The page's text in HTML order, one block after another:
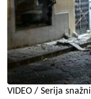
VIDEO / Serija